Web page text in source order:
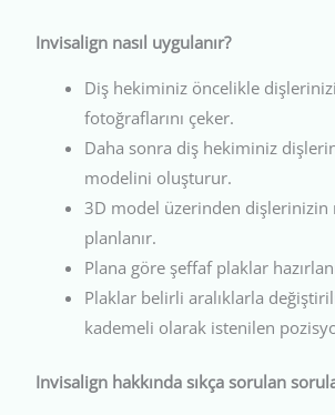
Invisalign nasıl uygulanır?
Diş hekiminiz öncelikle
fotoğraflarını çeker.
Daha sonra diş hekiminiz
modelini oluşturur.
3D model üzerinden dişlerinizin
planlanır.
Plana göre şeffaf plaklar
Plaklar belirli aralıklarla
kademeli olarak istenilen
Invisalign hakkında sıkça sorulan